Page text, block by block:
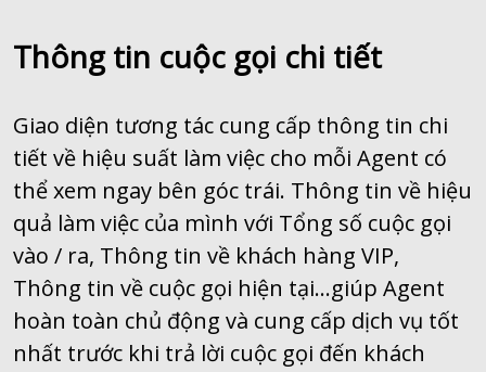
Thông tin cuộc gọi chi tiết
Giao diện tương tác cung cấp thông tin chi
tiết về hiệu suất làm việc cho mỗi Agent có
thể xem ngay bên góc trái. Thông tin về hiệu
quả làm việc của mình với Tổng số cuộc gọi
vào / ra, Thông tin về khách hàng VIP,
Thông tin về cuộc gọi hiện tại…giúp Agent
hoàn toàn chủ động và cung cấp dịch vụ tốt
nhất trước khi trả lời cuộc gọi đến khách